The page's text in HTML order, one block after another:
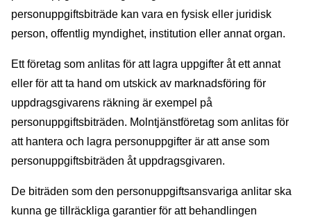
personuppgiftsbiträde kan vara en fysisk eller juridisk
person, offentlig myndighet, institution eller annat organ.
Ett företag som anlitas för att lagra uppgifter åt ett annat
eller för att ta hand om utskick av marknadsföring för
uppdragsgivarens räkning är exempel på
personuppgiftsbiträden. Molntjänstföretag som anlitas för
att hantera och lagra personuppgifter är att anse som
personuppgiftsbiträden åt uppdragsgivaren.
De biträden som den personuppgiftsansvariga anlitar ska
kunna ge tillräckliga garantier för att behandlingen